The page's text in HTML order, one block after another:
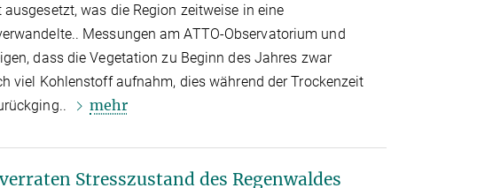
ausgesetzt, was die Region zeitweise in eine
Messungen am ATTO-Observatorium und
dass die Vegetation zu Beginn des Jahres zwar
viel Kohlenstoff aufnahm, dies während der Trockenzeit
mehr
Stresszustand des Regenwaldes